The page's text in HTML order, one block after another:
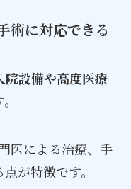
術に対応できる
院設備や高度医療
医による治療、手
が特徴です。